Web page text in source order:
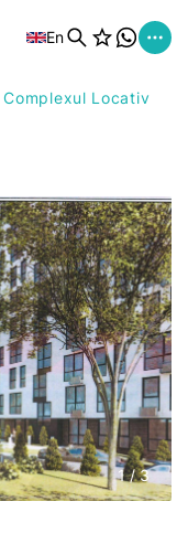
En
Complexul Locativ
1/3